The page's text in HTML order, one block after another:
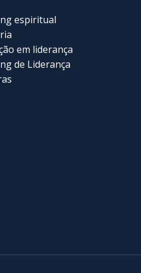
espiritual
em liderança
de Liderança